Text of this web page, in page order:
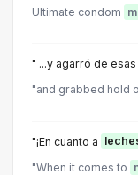
Ultimate condom
" ...y agarró de
"and grabbed hold
"¡En cuanto a
"When it comes to